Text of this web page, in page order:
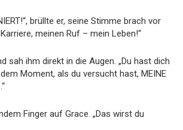
brüllte er, seine Stimme brach vor
meinen Ruf – mein Leben!“
sah ihm direkt in die Augen. „Du hast dich
Moment, als du versucht hast, MEINE
Finger auf Grace. „Das wirst du